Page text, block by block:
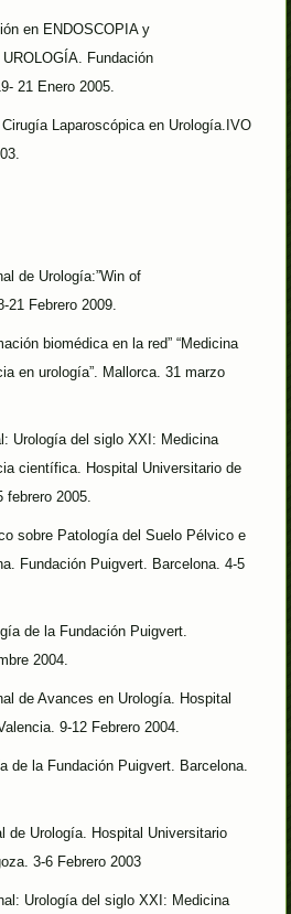
en ENDOSCOPIA y
UROLOGÍA. Fundación
21 Enero 2005.
Laparoscópica en Urología.IVO
de Urología:”Win of
21 Febrero 2009.
biomédica en la red” “Medicina
en urología”. Mallorca. 31 marzo
Urología del siglo XXI: Medicina
científica. Hospital Universitario de
febrero 2005.
sobre Patología del Suelo Pélvico e
Fundación Puigvert. Barcelona. 4-5
de la Fundación Puigvert.
2004.
de Avances en Urología. Hospital
9-12 Febrero 2004.
de la Fundación Puigvert. Barcelona.
de Urología. Hospital Universitario
3-6 Febrero 2003
Urología del siglo XXI: Medicina